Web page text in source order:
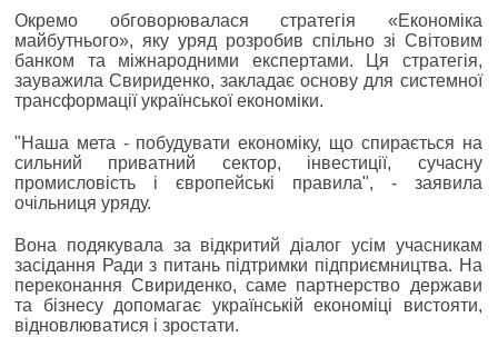
Окремо обговорювалася стратегія «Економіка
майбутнього», яку уряд розробив спільно зі Світовим
банком та міжнародними експертами. Ця стратегія,
зауважила Свириденко, закладає основу для системної
трансформації української економіки.
"Наша мета - побудувати економіку, що спирається на
сильний приватний сектор, інвестиції, сучасну
промисловість і європейські правила", - заявила
очільниця уряду.
Вона подякувала за відкритий діалог усім учасникам
засідання Ради з питань підтримки підприємництва. На
переконання Свириденко, саме партнерство держави
та бізнесу допомагає українській економіці вистояти,
відновлюватися і зростати.